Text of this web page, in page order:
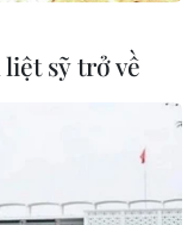
sỹ trở về